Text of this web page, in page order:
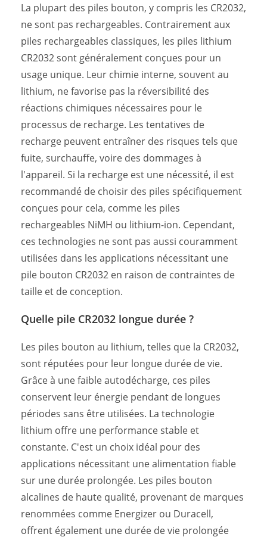
La plupart des piles bouton, y compris les CR2032,
ne sont pas rechargeables. Contrairement aux
piles rechargeables classiques, les piles lithium
CR2032 sont généralement conçues pour un
usage unique. Leur chimie interne, souvent au
lithium, ne favorise pas la réversibilité des
réactions chimiques nécessaires pour le
processus de recharge. Les tentatives de
recharge peuvent entraîner des risques tels que
fuite, surchauffe, voire des dommages à
l'appareil. Si la recharge est une nécessité, il est
recommandé de choisir des piles spécifiquement
conçues pour cela, comme les piles
rechargeables NiMH ou lithium-ion. Cependant,
ces technologies ne sont pas aussi couramment
utilisées dans les applications nécessitant une
pile bouton CR2032 en raison de contraintes de
taille et de conception.
Quelle pile CR2032 longue durée ?
Les piles bouton au lithium, telles que la CR2032,
sont réputées pour leur longue durée de vie.
Grâce à une faible autodécharge, ces piles
conservent leur énergie pendant de longues
périodes sans être utilisées. La technologie
lithium offre une performance stable et
constante. C'est un choix idéal pour des
applications nécessitant une alimentation fiable
sur une durée prolongée. Les piles bouton
alcalines de haute qualité, provenant de marques
renommées comme Energizer ou Duracell,
offrent également une durée de vie prolongée